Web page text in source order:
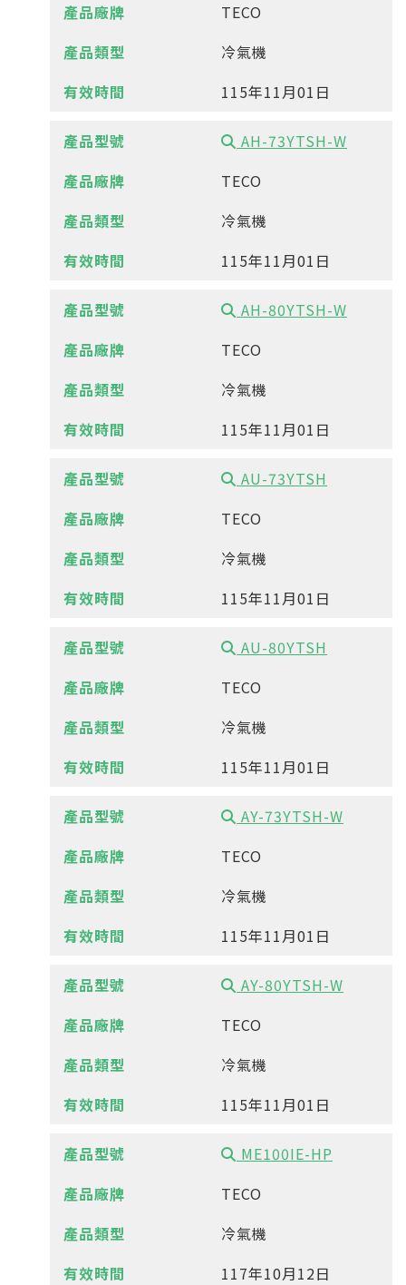
TECO
冷氣機
115年11月01日
AH-73YTSH-W
TECO
冷氣機
115年11月01日
AH-80YTSH-W
TECO
冷氣機
115年11月01日
AU-73YTSH
TECO
冷氣機
115年11月01日
AU-80YTSH
TECO
冷氣機
115年11月01日
AY-73YTSH-W
TECO
冷氣機
115年11月01日
AY-80YTSH-W
TECO
冷氣機
115年11月01日
ME100IE-HP
TECO
冷氣機
117年10月12日